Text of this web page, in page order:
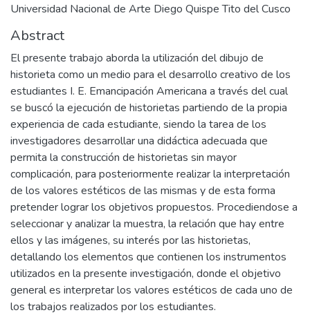
Universidad Nacional de Arte Diego Quispe Tito del Cusco
Abstract
El presente trabajo aborda la utilización del dibujo de
historieta como un medio para el desarrollo creativo de los
estudiantes I. E. Emancipación Americana a través del cual
se buscó la ejecución de historietas partiendo de la propia
experiencia de cada estudiante, siendo la tarea de los
investigadores desarrollar una didáctica adecuada que
permita la construcción de historietas sin mayor
complicación, para posteriormente realizar la interpretación
de los valores estéticos de las mismas y de esta forma
pretender lograr los objetivos propuestos. Procediendose a
seleccionar y analizar la muestra, la relación que hay entre
ellos y las imágenes, su interés por las historietas,
detallando los elementos que contienen los instrumentos
utilizados en la presente investigación, donde el objetivo
general es interpretar los valores estéticos de cada uno de
los trabajos realizados por los estudiantes.